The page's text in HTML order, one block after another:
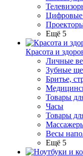
Цифровые
Ещё 5
Красота и
Личные
Зубные
Бритье,
Товары
Часы
Товары
Весы
Ещё 5